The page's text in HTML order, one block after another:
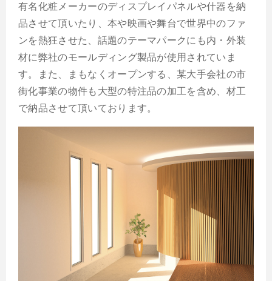
有名化粧メーカーのディスプレイパネルや什器を納
品させて頂いたり、本や映画や舞台で世界中のファ
ンを熱狂させた、話題のテーマパークにも内・外装
材に弊社のモールディング製品が使用されていま
す。また、まもなくオープンする、某大手会社の市
街化事業の物件も大型の特注品の加工を含め、材工
で納品させて頂いております。